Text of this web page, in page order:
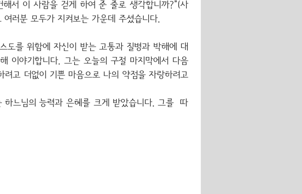
서 이 사람을 걷게 하여 준 줄로 생각합니까?”(사
러분 모두가 지켜보는 가운데 주셨습니다.
도를 위함에 자신이 받는 고통과 질병과 박해에 대
이야기합니다. 그는 오늘의 구절 마지막에서 다음
고 더없이 기쁜 마음으로 나의 약점을 자랑하려고
느님의 능력과 은혜를 크게 받았습니다. 그를
따